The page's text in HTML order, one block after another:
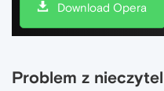
Download Opera
Problem z